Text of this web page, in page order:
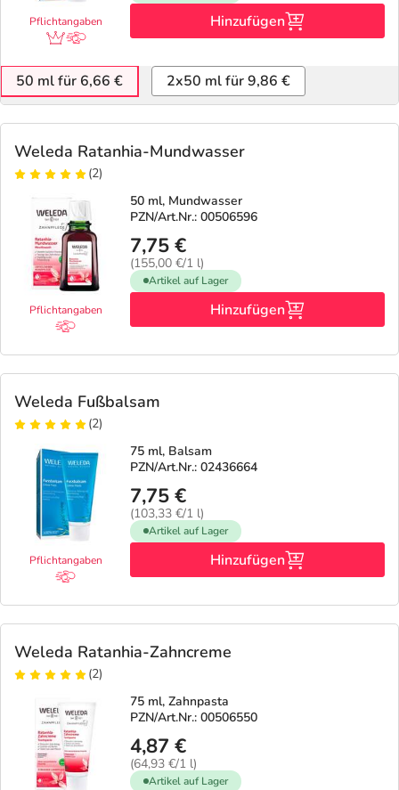
Pflichtangaben Hinzufügen
50 ml für 6,66 € 2x50 ml für 9,86 €
Weleda Ratanhia-Mundwasser
(2)
Pflichtangaben
50 ml, Mundwasser
PZN/Art.Nr.: 00506596
7,75 €
(155,00 €/1 l)
Artikel auf Lager
Hinzufügen
Weleda Fußbalsam
(2)
Pflichtangaben
75 ml, Balsam
PZN/Art.Nr.: 02436664
7,75 €
(103,33 €/1 l)
Artikel auf Lager
Hinzufügen
Weleda Ratanhia-Zahncreme
(2)
75 ml, Zahnpasta
PZN/Art.Nr.: 00506550
4,87 €
(64,93 €/1 l)
Artikel auf Lager